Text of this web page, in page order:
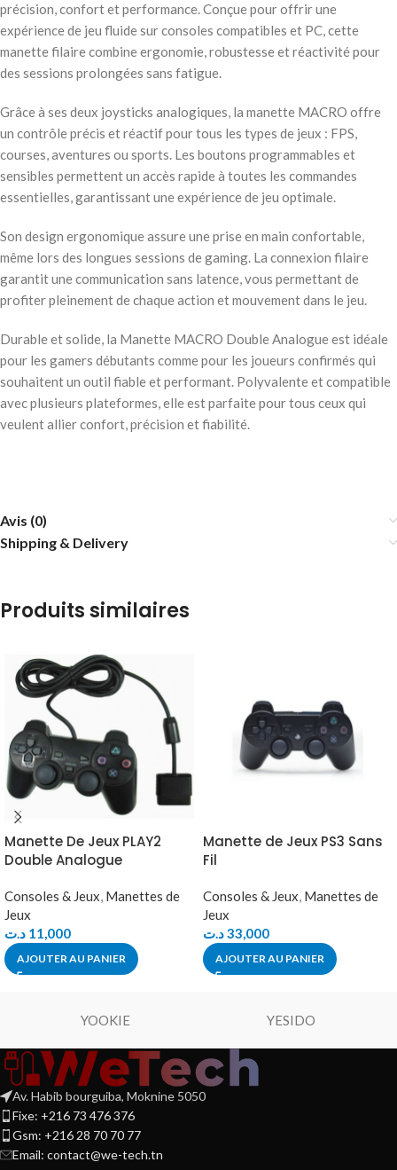
précision, confort et performance. Conçue pour offrir une
expérience de jeu fluide sur consoles compatibles et PC, cette
manette filaire combine ergonomie, robustesse et réactivité pour
des sessions prolongées sans fatigue.
Grâce à ses deux joysticks analogiques, la manette MACRO offre
un contrôle précis et réactif pour tous les types de jeux : FPS,
courses, aventures ou sports. Les boutons programmables et
sensibles permettent un accès rapide à toutes les commandes
essentielles, garantissant une expérience de jeu optimale.
Son design ergonomique assure une prise en main confortable,
même lors des longues sessions de gaming. La connexion filaire
garantit une communication sans latence, vous permettant de
profiter pleinement de chaque action et mouvement dans le jeu.
Durable et solide, la Manette MACRO Double Analogue est idéale
pour les gamers débutants comme pour les joueurs confirmés qui
souhaitent un outil fiable et performant. Polyvalente et compatible
avec plusieurs plateformes, elle est parfaite pour tous ceux qui
veulent allier confort, précision et fiabilité.
Avis (0)
Shipping & Delivery
Produits similaires
Manette De Jeux PLAY2
Double Analogue
Consoles & Jeux, Manettes de
Jeux
11,000 د.ت
AJOUTER AU PANIER
Manette de Jeux PS3 Sans
Fil
Consoles & Jeux, Manettes de
Jeux
33,000د.ت
AJOUTER AU PANIER
YOOKIE YESIDO
Av. Habib bourguiba, Moknine 5050
Fixe: +216 73 476 376
Gsm: +216 28 70 70 77
Email: contact@we-tech.tn